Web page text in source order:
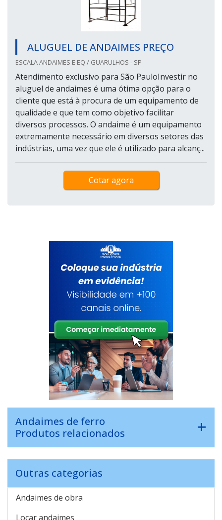
ALUGUEL DE ANDAIMES PREÇO
ESCALA ANDAIMES E EQ / GUARULHOS - SP
Atendimento exclusivo para São PauloInvestir no
aluguel de andaimes é uma ótima opção para o
cliente que está à procura de um equipamento de
qualidade e que tem como objetivo facilitar
diversos processos. O andaime é um equipamento
extremamente necessário em diversos setores das
indústrias, uma vez que ele é utilizado para alcanç...
Cotar agora
Andaimes de ferro
Produtos relacionados
Outras categorias
Andaimes de obra
Locar andaimes